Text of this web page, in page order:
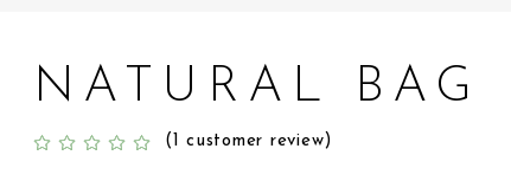
NATURAL BAG
Rated
1( 1 customer review)